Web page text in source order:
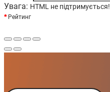
Увага: HTML не підтримується!
Рейтинг